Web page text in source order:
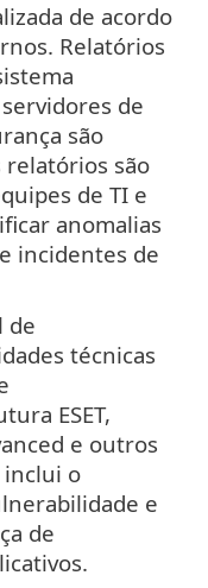
de acordo
Relatórios
de
são
são
de TI e
anomalias
incidentes de
de
técnicas
ESET,
e outros
inclui o
e
de